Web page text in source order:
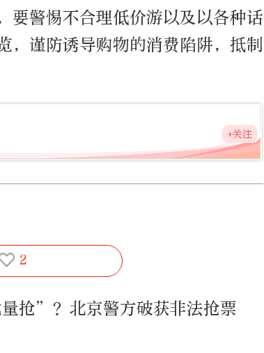
要警惕不合理低价游以及以各种话
，谨防诱导购物的消费陷阱，抵制
+关注
2
抢”？北京警方破获非法抢票